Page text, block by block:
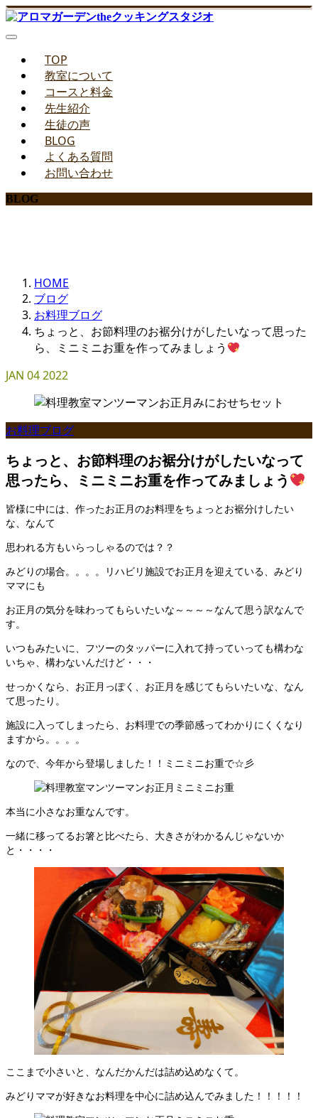
TOP
教室について
コースと料金
先生紹介
生徒の声
BLOG
よくある質問
お問い合わせ
BLOG
HOME
ブログ
お料理ブログ
ちょっと、お節料理のお裾分けがしたいなって思った
ら、ミニミニお重を作ってみましょう
JAN 042022
お料理ブログ
ちょっと、お節料理のお裾分けがしたいなって
思ったら、ミニミニお重を作ってみましょう
皆様に中には、作ったお正月のお料理をちょっとお裾分けしたい
な、なんて
思われる方もいらっしゃるのでは？？
みどりの場合。。。。リハビリ施設でお正月を迎えている、みどり
ママにも
お正月の気分を味わってもらいたいな～～～～なんて思う訳なんで
す。
いつもみたいに、フツーのタッパーに入れて持っていっても構わな
いちゃ、構わないんだけど・・・
せっかくなら、お正月っぽく、お正月を感じてもらいたいな、なん
て思ったり。
施設に入ってしまったら、お料理での季節感ってわかりにくくなり
ますから。。。。
なので、今年から登場しました！！ミニミニお重で☆彡
本当に小さなお重なんです。
一緒に移ってるお箸と比べたら、大きさがわかるんじゃないか
と・・・・
ここまで小さいと、なんだかんだは詰め込めなくて。
みどりママが好きなお料理を中心に詰め込んでみました！！！！！